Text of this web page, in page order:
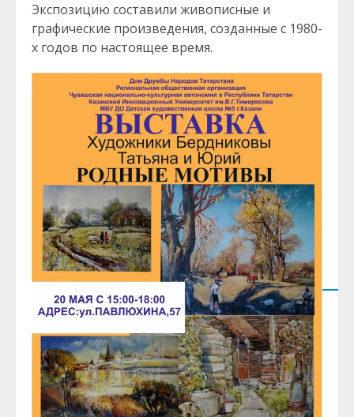
Экспозицию составили живописные и
графические произведения, созданные с 1980-
х годов по настоящее время.